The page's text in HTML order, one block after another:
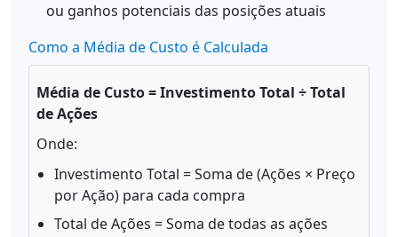
ou ganhos potenciais das posições atuais
Como a Média de Custo é Calculada
Média de Custo = Investimento Total ÷ Total
de Ações
Onde:
Investimento Total = Soma de (Ações × Preço
por Ação) para cada compra
Total de Ações = Soma de todas as ações